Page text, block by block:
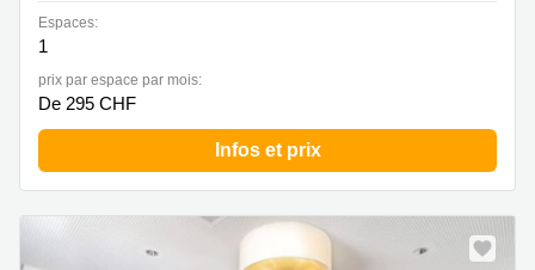
Espaces:
1
prix par espace par mois:
De 295 CHF
Infos et prix